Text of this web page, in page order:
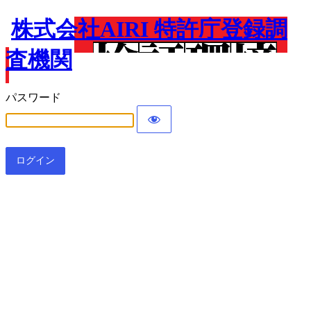
株式会社AIRI 特許庁登録調
査機関
パスワード